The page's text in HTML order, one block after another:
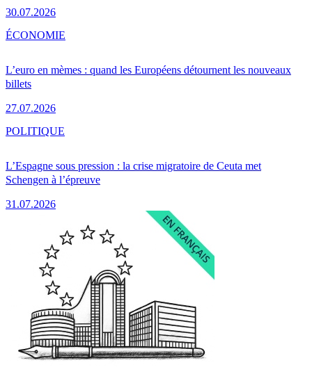
30.07.2026
L’euro en mèmes : quand les Européens détournent les nouveaux
billets
27.07.2026
ÉCONOMIE
L’Espagne sous pression : la crise migratoire de Ceuta met
Schengen à l’épreuve
31.07.2026
POLITIQUE